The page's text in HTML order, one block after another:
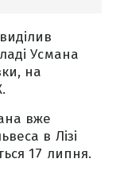
Усмана
на
вже
в Лізі
17 липня.